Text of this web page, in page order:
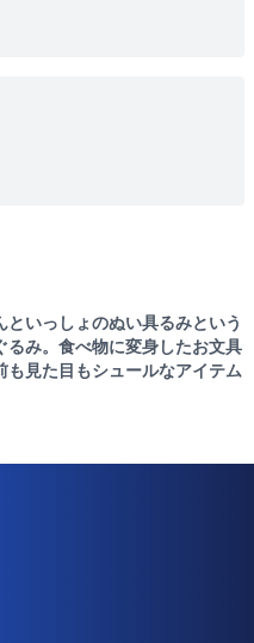
といっしょのぬい具るみという
るみ。食べ物に変身したお文具
も見た目もシュールなアイテム